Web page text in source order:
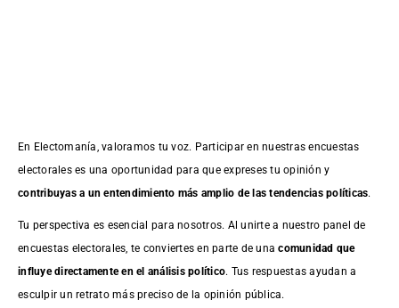
En Electomanía, valoramos tu voz. Participar en nuestras encuestas
electorales es una oportunidad para que expreses tu opinión y
contribuyas a un entendimiento más amplio de las tendencias políticas.
Tu perspectiva es esencial para nosotros. Al unirte a nuestro panel de
encuestas electorales, te conviertes en parte de unacomunidad que
influye directamente en el análisis político. Tus respuestas ayudan a
esculpir un retrato más preciso de la opinión pública.